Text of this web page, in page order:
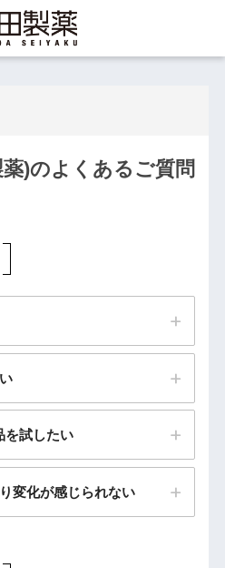
)のよくあるご質問
を試したい
変化が感じられない